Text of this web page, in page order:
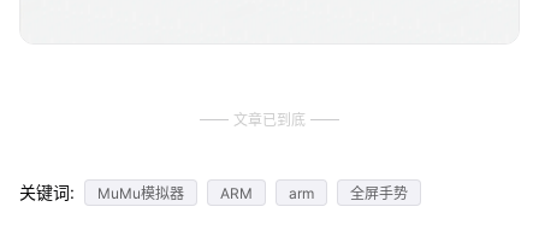
文章已到底
关键词: MuMu模拟器 ARM arm 全屏手势